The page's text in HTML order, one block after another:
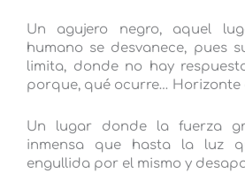
Un agujero negro, aquel
humano se desvanece, pues
limita, donde no hay
porque, qué ocurre… Horizonte
Un lugar donde la fuerza
inmensa que hasta la luz
engullida por el mismo y